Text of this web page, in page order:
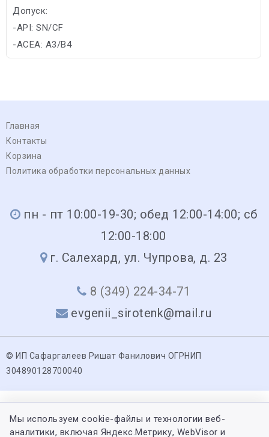
Допуск:
-API: SN/CF
-ACEA: A3/B4
Главная
Контакты
Корзина
Политика обработки персональных данных
пн - пт 10:00-19-30; обед 12:00-14:00; сб
12:00-18:00
г. Салехард, ул. Чупрова, д. 23
8 (349) 224-34-71
evgenii_sirotenk@mail.ru
© ИП Сафаргалеев Ришат Фанилович ОГРНИП
304890128700040
Мы используем cookie-файлы и технологии веб-
аналитики, включая Яндекс.Метрику, WebVisor и